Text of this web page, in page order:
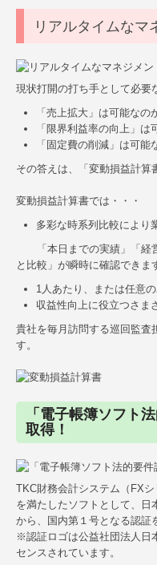
リアルタイムなマ
現状打開の打ち手として必要
「売上拡大」は可能なの
「限界利益率の向上」は
「固定費の削減」は可能
その答えは、「変動損益計算
変動損益計算書では・・・
多彩な時系列比較により
「本日までの実績」「経
と比較」が瞬時に確認できま
1人あたり、または任意
収益性向上に役立つさま
貴社を毎月訪問する巡回監査
す。
「電子帳簿ソフト
取得！
TKC財務会計システム（FXシ
を満たしたソフトとして、日
から、国内第１号となる認証
※認証ロゴは公益社団法人日
センスされています。